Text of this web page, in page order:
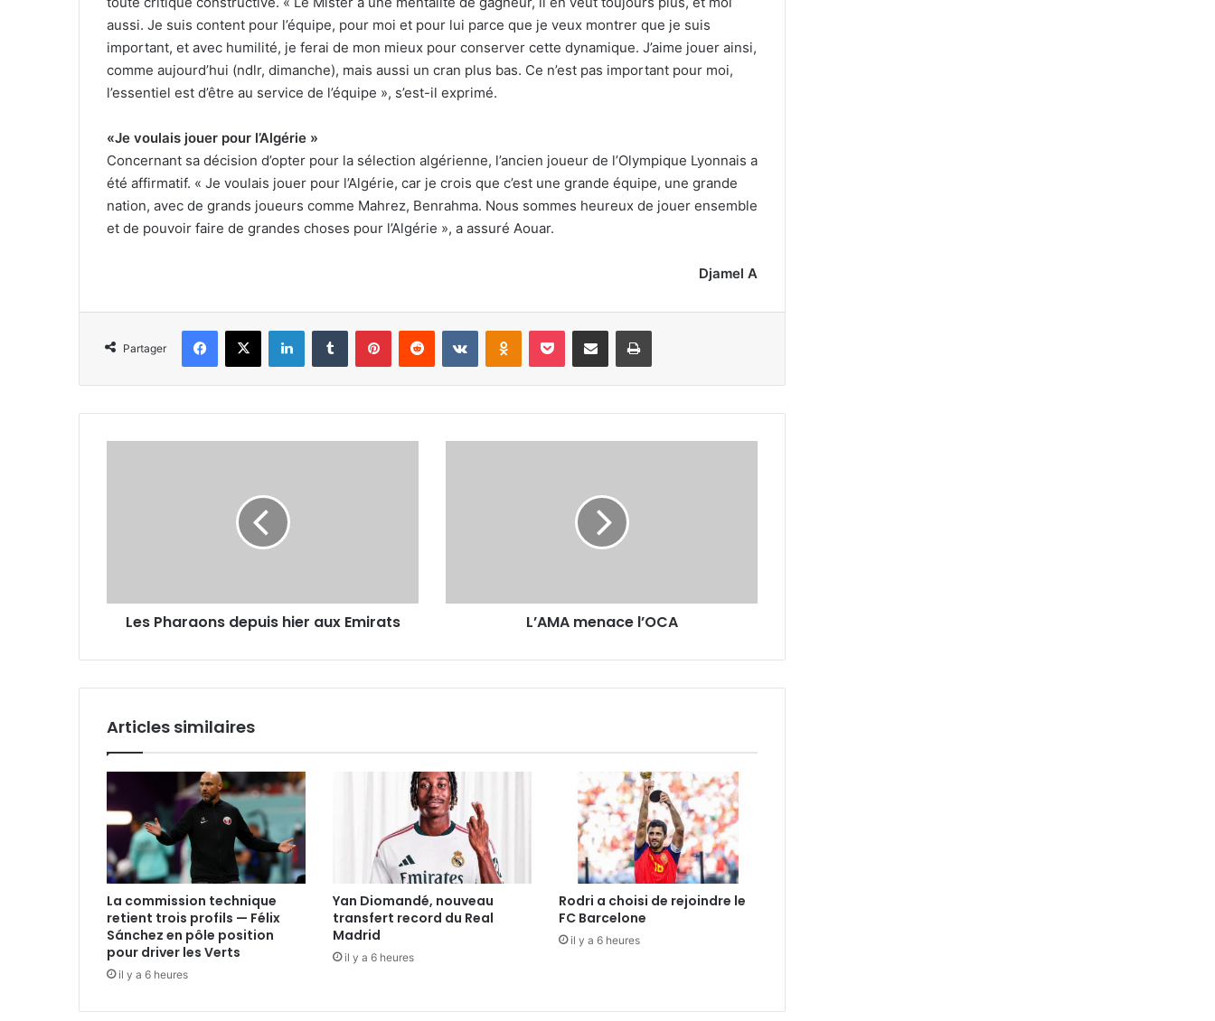
aussi. Je suis content pour l’équipe, pour moi et pour lui parce que je veux montrer que je suis
important, et avec humilité, je ferai de mon mieux pour conserver cette dynamique. J’aime jouer ainsi,
comme aujourd’hui (ndlr, dimanche), mais aussi un cran plus bas. Ce n’est pas important pour moi,
l’essentiel est d’être au service de l’équipe », s’est-il exprimé.
«Je voulais jouer pour l’Algérie »
Concernant sa décision d’opter pour la sélection algérienne, l’ancien joueur de l’Olympique Lyonnais a
été affirmatif. « Je voulais jouer pour l’Algérie, car je crois que c’est une grande équipe, une grande
nation, avec de grands joueurs comme Mahrez, Benrahma. Nous sommes heureux de jouer ensemble
et de pouvoir faire de grandes choses pour l’Algérie », a assuré Aouar.
Djamel A
Partager
Facebook
X LinkedinTumblr PinterestReddit VKontakteOdnoklassniki
Pocket Partager par email Imprimer
Les Pharaons depuis hier aux Emirats L’AMA menace l’OCA
Articles similaires
La commission technique
retient trois profils — Félix
Sánchez en pôle position
pour driver les Verts
il y a 6 heures
Yan Diomandé, nouveau
transfert record du Real
Madrid
il y a 6 heures
Rodri a choisi de rejoindre le
FC Barcelone
il y a 6 heures